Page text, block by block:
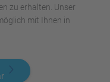
zu erhalten. Unser
mit Ihnen in